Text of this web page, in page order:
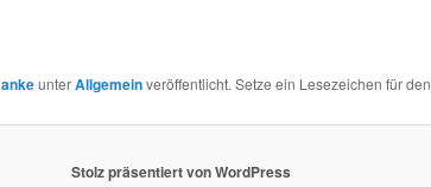
ankeunterAllgemeinveröffentlicht. Setze ein Lesezeichen für den
Stolz präsentiert von WordPress